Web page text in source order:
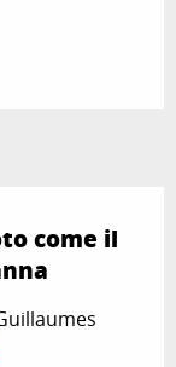
come il